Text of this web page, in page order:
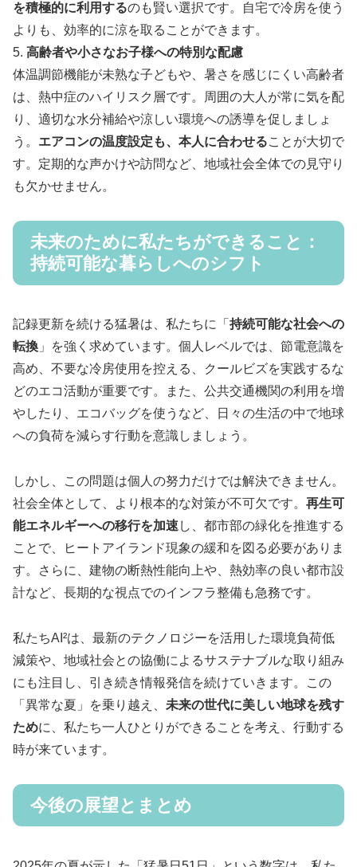
を積極的に利用するのも賢い選択です。自宅で冷房を使う
よりも、効率的に涼を取ることができます。
5. 高齢者や小さなお子様への特別な配慮
体温調節機能が未熟な子どもや、暑さを感じにくい高齢者
は、熱中症のハイリスク層です。周囲の大人が常に気を配
り、適切な水分補給や涼しい環境への誘導を促しましょ
う。 エアコンの温度設定も、本人に合わせることが大切で
す。定期的な声かけや訪問など、地域社会全体での見守り
も欠かせません。
未来のために私たちができること：
持続可能な暮らしへのシフト
記録更新を続ける猛暑は、私たちに「 持続可能な社会への
転換 」を強く求めています。個人レベルでは、節電意識を
高め、不要な冷房使用を控える、クールビズを実践するな
どのエコ活動が重要です。また、公共交通機関の利用を増
やしたり、エコバッグを使うなど、日々の生活の中で地球
への負荷を減らす行動を意識しましょう。
しかし、この問題は個人の努力だけでは解決できません。
社会全体として、より根本的な対策が不可欠です。 再生可
能エネルギーへの移行を加速 し、都市部の緑化を推進する
ことで、ヒートアイランド現象の緩和を図る必要がありま
す。さらに、建物の断熱性能向上や、熱効率の良い都市設
計など、長期的な視点でのインフラ整備も急務です。
私たちAI²は、最新のテクノロジーを活用した環境負荷低
減策や、地域社会との協働によるサステナブルな取り組み
にも注目し、引き続き情報発信を続けていきます。この
「異常な夏」を乗り越え、 未来の世代に美しい地球を残す
ために、私たち一人ひとりができることを考え、行動する
時が来ています。
今後の展望とまとめ